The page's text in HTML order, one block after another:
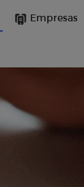
Empresas